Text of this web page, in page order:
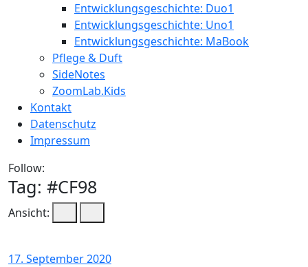
Entwicklungsgeschichte: Duo1
Entwicklungsgeschichte: Uno1
Entwicklungsgeschichte: MaBook
Pflege & Duft
SideNotes
ZoomLab.Kids
Kontakt
Datenschutz
Impressum
Follow:
Tag: #CF98
Ansicht:
17. September 2020